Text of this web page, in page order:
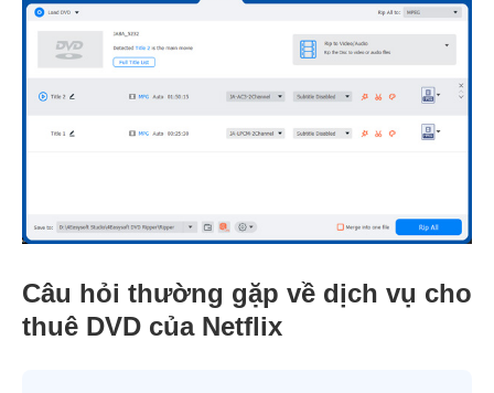
Câu hỏi thường gặp về dịch vụ cho
thuê DVD của Netflix